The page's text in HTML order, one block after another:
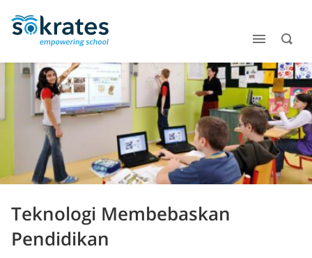
Teknologi Membebaskan
Pendidikan